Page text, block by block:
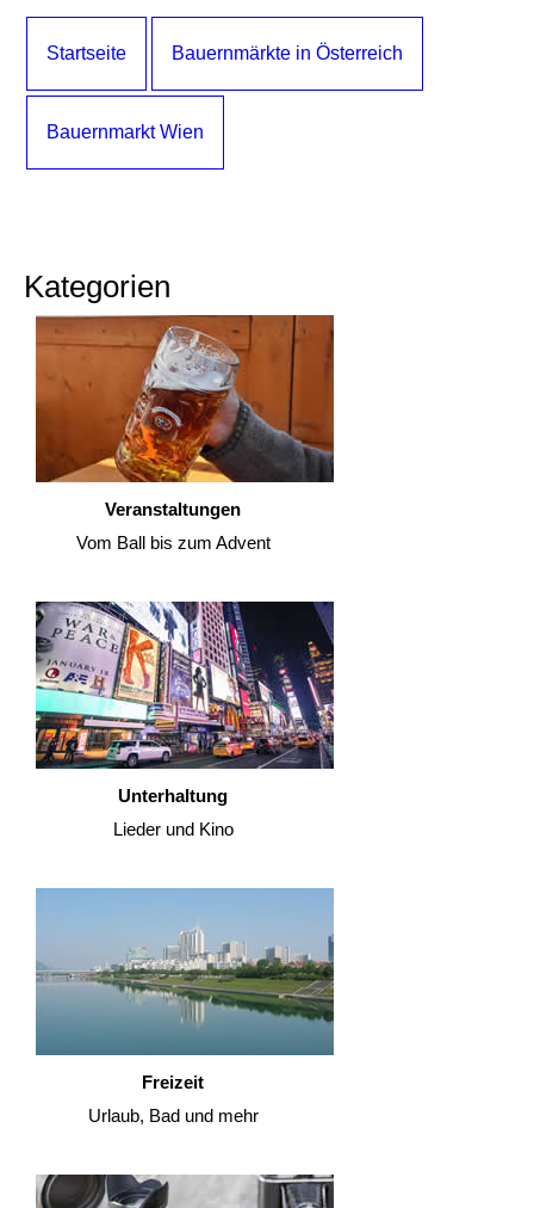
Startseite Bauernmärkte in Österreich
Bauernmarkt Wien
Kategorien
Veranstaltungen
Vom Ball bis zum Advent
Unterhaltung
Lieder und Kino
Freizeit
Urlaub, Bad und mehr